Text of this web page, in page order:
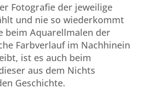
Fotografie der jeweilige
und nie so wiederkommt
beim Aquarellmalen der
Farbverlauf im Nachhinein
ist es auch beim
aus dem Nichts
Geschichte.